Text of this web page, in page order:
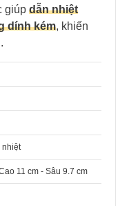
giúp dẫn nhiệt
dính kém, khiến
nhiệt
11 cm - Sâu 9.7 cm